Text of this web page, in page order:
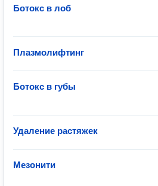
Ботокс в лоб
Плазмолифтинг
Ботокс в губы
Удаление растяжек
Мезонити